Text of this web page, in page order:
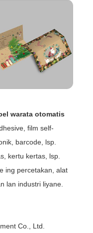
warata otomatis
film self-
barcode, lsp.
kertu kertas, lsp.
ing percetakan, alat
lan industri liyane.
Co., Ltd.